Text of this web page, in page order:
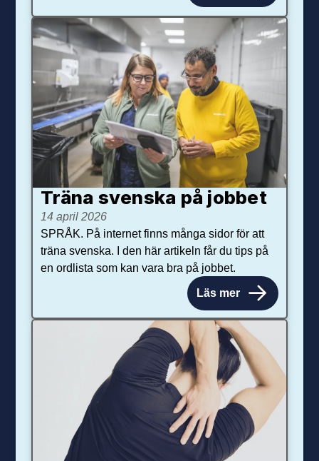
Träna svenska på jobbet
14 april 2026
SPRÅK. På internet finns många sidor för att
träna svenska. I den här artikeln får du tips på
en ordlista som kan vara bra på jobbet.
Läs mer